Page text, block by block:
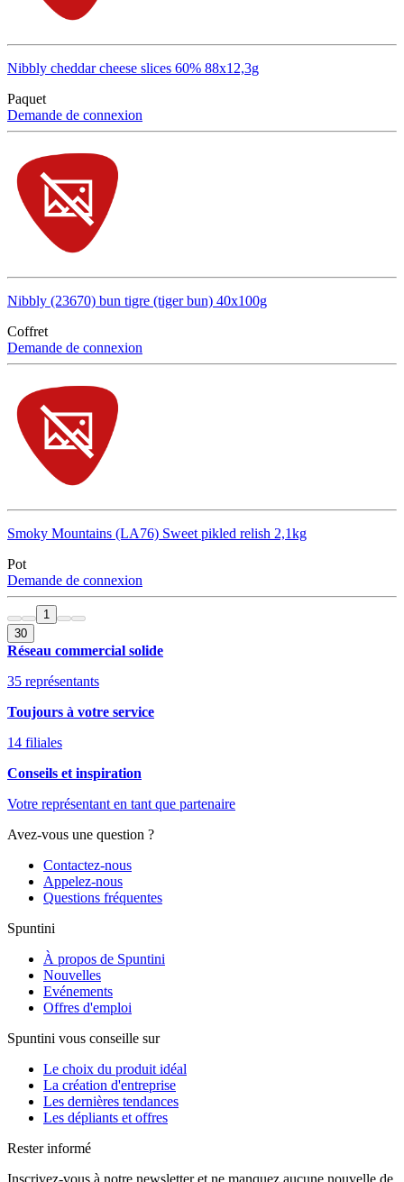
Nibbly cheddar cheese slices 60% 88x12,3g
Paquet
Demande de connexion
Nibbly (23670) bun tigre (tiger bun) 40x100g
Coffret
Demande de connexion
Smoky Mountains (LA76) Sweet pikled relish 2,1kg
Pot
Demande de connexion
1
30
Réseau commercial solide
35 représentants
Toujours à votre service
14 filiales
Conseils et inspiration
Votre représentant en tant que partenaire
Avez-vous une question ?
Contactez-nous
Appelez-nous
Questions fréquentes
Spuntini
À propos de Spuntini
Nouvelles
Evénements
Offres d'emploi
Spuntini vous conseille sur
Le choix du produit idéal
La création d'entreprise
Les dernières tendances
Les dépliants et offres
Rester informé
Inscrivez-vous à notre newsletter et ne manquez aucune nouvelle de